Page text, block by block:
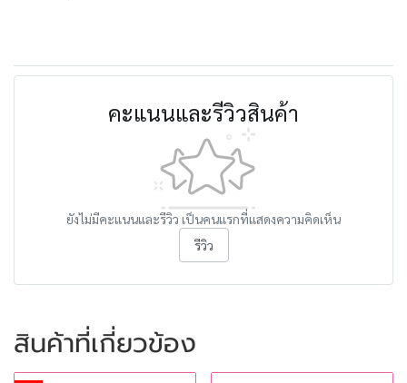
คะแนนและรีวิวสินค้า
ยังไม่มีคะแนนและรีวิว เป็นคนแรกที่แสดงความคิดเห็น
รีวิว
สินค้าที่เกี่ยวข้อง